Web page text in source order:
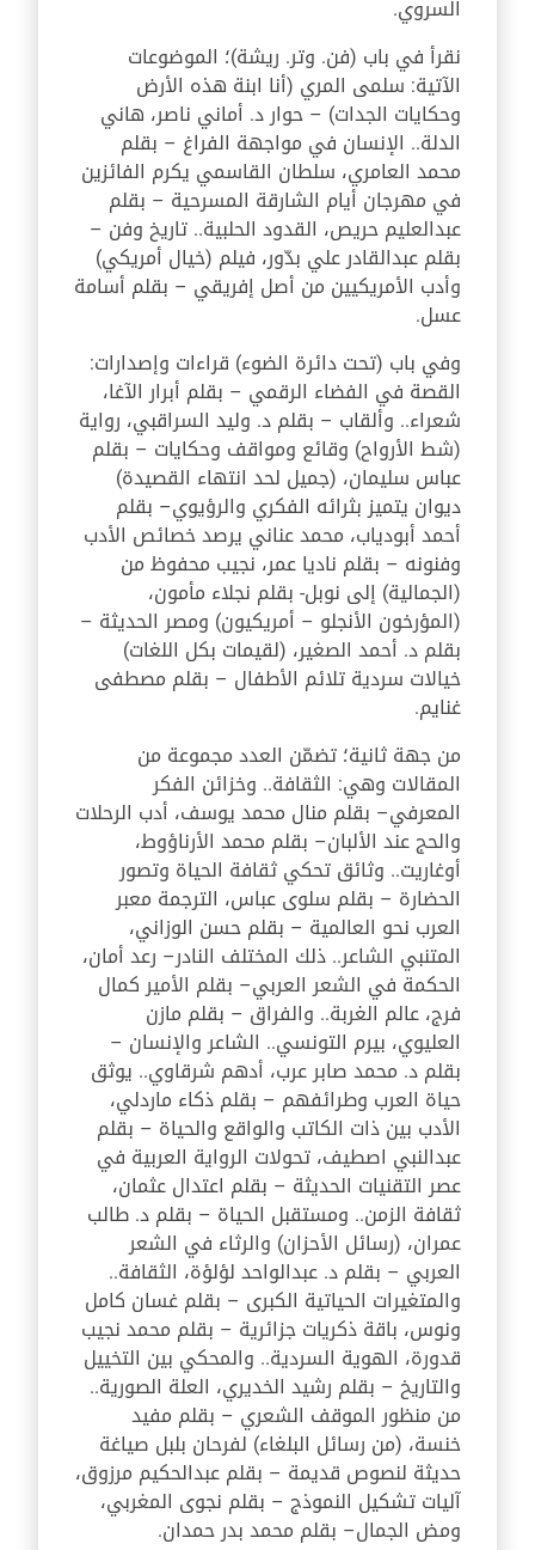
السروي.
نقرأ في باب (فن. وتر. ريشة)؛ الموضوعات
الآتية: سلمى المري (أنا ابنة هذه الأرض
وحكايات الجدات) – حوار د. أماني ناصر، هاني
الدلة.. الإنسان في مواجهة الفراغ – بقلم
محمد العامري، سلطان القاسمي يكرم الفائزين
في مهرجان أيام الشارقة المسرحية – بقلم
عبدالعليم حريص، القدود الحلبية.. تاريخ وفن –
بقلم عبدالقادر علي بدّور، فيلم (خيال أمريكي)
وأدب الأمريكيين من أصل إفريقي – بقلم أسامة
عسل.
وفي باب (تحت دائرة الضوء) قراءات وإصدارات:
القصة في الفضاء الرقمي – بقلم أبرار الآغا،
شعراء.. وألقاب – بقلم د. وليد السراقبي، رواية
(شط الأرواح) وقائع ومواقف وحكايات – بقلم
عباس سليمان، (جميل لحد انتهاء القصيدة)
ديوان يتميز بثرائه الفكري والرؤيوي– بقلم
أحمد أبودياب، محمد عناني يرصد خصائص الأدب
وفنونه – بقلم ناديا عمر، نجيب محفوظ من
(الجمالية) إلى نوبل- بقلم نجلاء مأمون،
(المؤرخون الأنجلو – أمريكيون) ومصر الحديثة –
بقلم د. أحمد الصغير، (لقيمات بكل اللغات)
خيالات سردية تلائم الأطفال – بقلم مصطفى
غنايم.
من جهة ثانية؛ تضمّن العدد مجموعة من
المقالات وهي: الثقافة.. وخزائن الفكر
المعرفي– بقلم منال محمد يوسف، أدب الرحلات
والحج عند الألبان– بقلم محمد الأرناؤوط،
أوغاريت.. وثائق تحكي ثقافة الحياة وتصور
الحضارة – بقلم سلوى عباس، الترجمة معبر
العرب نحو العالمية – بقلم حسن الوزاني،
المتنبي الشاعر.. ذلك المختلف النادر– رعد أمان،
الحكمة في الشعر العربي– بقلم الأمير كمال
فرج، عالم الغربة.. والفراق – بقلم مازن
العليوي، بيرم التونسي.. الشاعر والإنسان –
بقلم د. محمد صابر عرب، أدهم شرقاوي.. يوثق
حياة العرب وطرائفهم – بقلم ذكاء ماردلي،
الأدب بين ذات الكاتب والواقع والحياة – بقلم
عبدالنبي اصطيف، تحولات الرواية العربية في
عصر التقنيات الحديثة – بقلم اعتدال عثمان،
ثقافة الزمن.. ومستقبل الحياة – بقلم د. طالب
عمران، (رسائل الأحزان) والرثاء في الشعر
العربي – بقلم د. عبدالواحد لؤلؤة، الثقافة..
والمتغيرات الحياتية الكبرى – بقلم غسان كامل
ونوس، باقة ذكريات جزائرية – بقلم محمد نجيب
قدورة، الهوية السردية.. والمحكي بين التخييل
والتاريخ – بقلم رشيد الخديري، العلة الصورية..
من منظور الموقف الشعري – بقلم مفيد
خنسة، (من رسائل البلغاء) لفرحان بلبل صياغة
حديثة لنصوص قديمة – بقلم عبدالحكيم مرزوق،
آليات تشكيل النموذج – بقلم نجوى المغربي،
ومض الجمال– بقلم محمد بدر حمدان.